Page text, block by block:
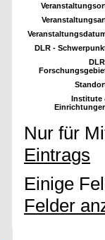
DLR -
Institute
Nur für
Eintrags
Einige
Felder